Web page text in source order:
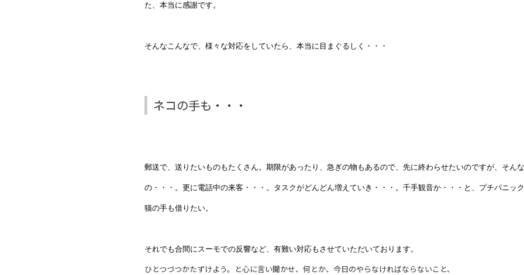
た、本当に感謝です。
そんなこんなで、様々な対応をしていたら、本当に目まぐるしく・・・
ネコの手も・・・
郵送で、送りたいものもたくさん。期限があったり、急ぎの物もあるので、先に終わらせたいのですが、そん
の・・・。更に電話中の来客・・・。タスクがどんどん増えていき・・・。千手観音か・・・と、プチパニッ
猫の手も借りたい。
それでも合間にスーモでの反響など、有難い対応もさせていただいております。
ひとつづつかたずけよう。と心に言い聞かせ、何とか、今日のやらなければならないこと、